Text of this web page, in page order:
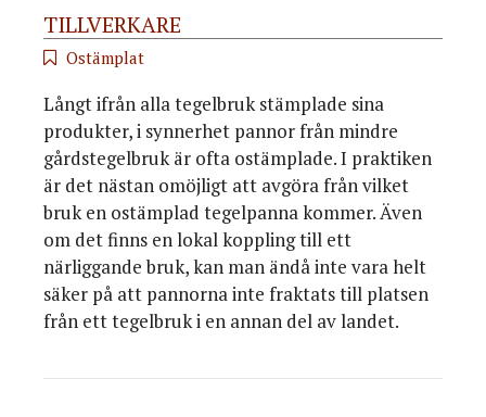
TILLVERKARE
Ostämplat
Långt ifrån alla tegelbruk stämplade sina
produkter, i synnerhet pannor från mindre
gårdstegelbruk är ofta ostämplade. I praktiken
är det nästan omöjligt att avgöra från vilket
bruk en ostämplad tegelpanna kommer. Även
om det finns en lokal koppling till ett
närliggande bruk, kan man ändå inte vara helt
säker på att pannorna inte fraktats till platsen
från ett tegelbruk i en annan del av landet.